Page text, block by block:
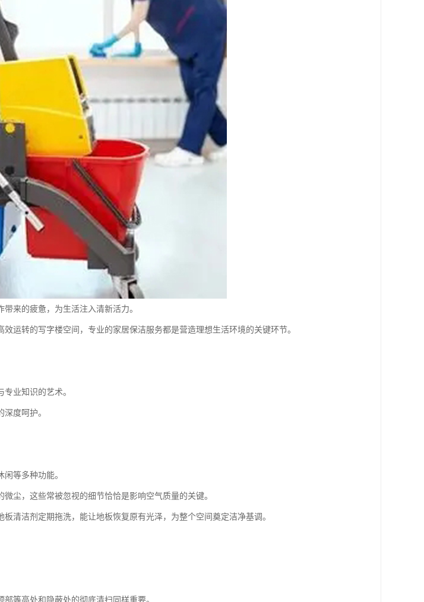
来的疲惫，为生活注入清新活力。
运转的写字楼空间，专业的家居保洁服务都是营造理想生活环境的关键环节。
业知识的艺术。
度呵护。
等多种功能。
尘，这些常被忽视的细节恰恰是影响空气质量的关键。
清洁剂定期拖洗，能让地板恢复原有光泽，为整个空间奠定洁净基调。
等高处和隐蔽处的彻底清扫同样重要。